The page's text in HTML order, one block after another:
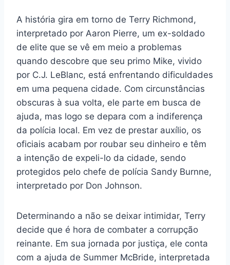
A história gira em torno de Terry Richmond,
interpretado por Aaron Pierre, um ex-soldado
de elite que se vê em meio a problemas
quando descobre que seu primo Mike, vivido
por C.J. LeBlanc, está enfrentando dificuldades
em uma pequena cidade. Com circunstâncias
obscuras à sua volta, ele parte em busca de
ajuda, mas logo se depara com a indiferença
da polícia local. Em vez de prestar auxílio, os
oficiais acabam por roubar seu dinheiro e têm
a intenção de expeli-lo da cidade, sendo
protegidos pelo chefe de polícia Sandy Burnne,
interpretado por Don Johnson.
Determinando a não se deixar intimidar, Terry
decide que é hora de combater a corrupção
reinante. Em sua jornada por justiça, ele conta
com a ajuda de Summer McBride, interpretada